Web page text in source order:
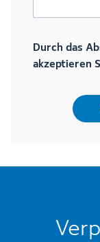
Durch das
akzeptieren